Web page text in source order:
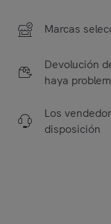
Marcas
Devolución
haya
Los
disposición